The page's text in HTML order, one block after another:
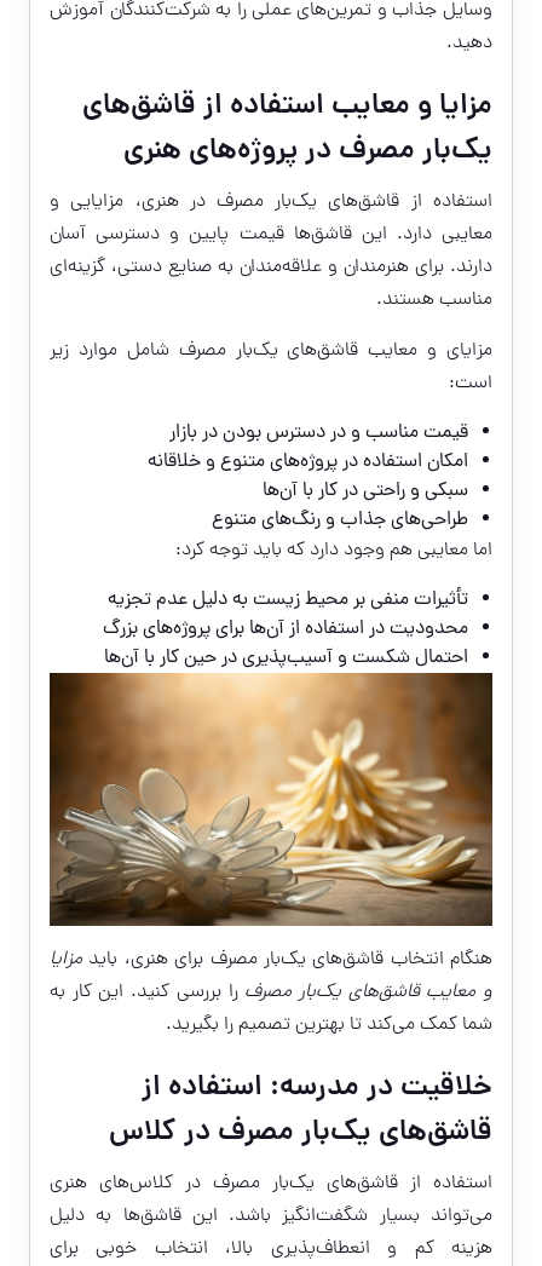
وسایل جذاب و تمرین‌های عملی را به شرکت‌کنندگان آموزش
دهید.
مزایا و معایب استفاده از قاشق‌های
یک‌بار مصرف در پروژه‌های هنری
استفاده از قاشق‌های یک‌بار مصرف در هنری، مزایایی و
معایبی دارد. این قاشق‌ها قیمت پایین و دسترسی آسان
دارند. برای هنرمندان و علاقه‌مندان به صنایع دستی، گزینه‌ای
مناسب هستند.
مزایای و معایب قاشق‌های یک‌بار مصرف شامل موارد زیر
است:
قیمت مناسب و در دسترس بودن در بازار
امکان استفاده در پروژه‌های متنوع و خلاقانه
سبکی و راحتی در کار با آن‌ها
طراحی‌های جذاب و رنگ‌های متنوع
اما معایبی هم وجود دارد که باید توجه کرد:
تأثیرات منفی بر محیط زیست به دلیل عدم تجزیه
محدودیت در استفاده از آن‌ها برای پروژه‌های بزرگ
احتمال شکست و آسیب‌پذیری در حین کار با آن‌ها
هنگام انتخاب قاشق‌های یک‌بار مصرف برای هنری، باید مزایا
و معایب قاشق‌های یک‌بار مصرف را بررسی کنید. این کار به
شما کمک می‌کند تا بهترین تصمیم را بگیرید.
خلاقیت در مدرسه: استفاده از
قاشق‌های یک‌بار مصرف در کلاس
استفاده از قاشق‌های یک‌بار مصرف در کلاس‌های هنری
می‌تواند بسیار شگفت‌انگیز باشد. این قاشق‌ها به دلیل
هزینه کم و انعطاف‌پذیری بالا، انتخاب خوبی برای